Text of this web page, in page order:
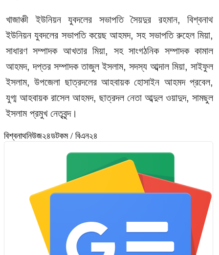
খাজাঞ্চী ইউনিয়ন যুবদলের সভাপতি সৈয়দুর রহমান, বিশ্বনাথ
ইউনিয়ন যুবদলের সভাপতি কয়েছ আহমদ, সহ সভাপতি রুহেল মিয়া,
সাধারণ সম্পাদক আখতার মিয়া, সহ সাংগঠনিক সম্পাদক কামাল
আহমদ, দপ্তর সম্পাদক তাজুল ইসলাম, সদস্য আব্দাল মিয়া, সাইফুল
ইসলাম, উপজেলা ছাত্রদলের আহবায়ক হোসাইন আহমদ প্রবেল,
যুগ্ম আহবায়ক রাসেল আহমদ, ছাত্রদল নেতা আব্দুল ওয়াদুদ, সামছুল
ইসলাম প্রমুখ নেতৃবৃন্দ।
বিশ্বনাথনিউজ২৪ডটকম / বিএন২৪